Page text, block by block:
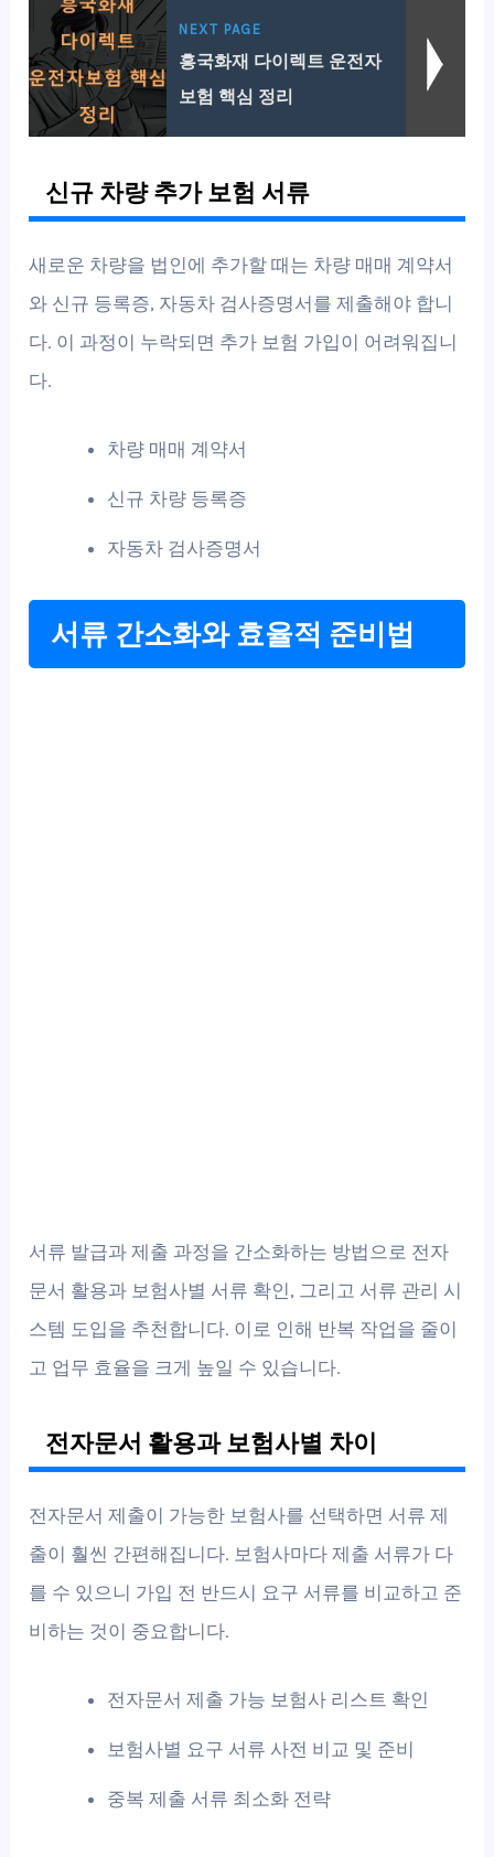
NEXT PAGE
흥국화재 다이렉트 운전자
보험 핵심 정리
신규 차량 추가 보험 서류
새로운 차량을 법인에 추가할 때는 차량 매매 계약서
와 신규 등록증, 자동차 검사증명서를 제출해야 합니
다. 이 과정이 누락되면 추가 보험 가입이 어려워집니
다.
차량 매매 계약서
신규 차량 등록증
자동차 검사증명서
서류 간소화와 효율적 준비법
서류 발급과 제출 과정을 간소화하는 방법으로 전자
문서 활용과 보험사별 서류 확인, 그리고 서류 관리 시
스템 도입을 추천합니다. 이로 인해 반복 작업을 줄이
고 업무 효율을 크게 높일 수 있습니다.
전자문서 활용과 보험사별 차이
전자문서 제출이 가능한 보험사를 선택하면 서류 제
출이 훨씬 간편해집니다. 보험사마다 제출 서류가 다
를 수 있으니 가입 전 반드시 요구 서류를 비교하고 준
비하는 것이 중요합니다.
전자문서 제출 가능 보험사 리스트 확인
보험사별 요구 서류 사전 비교 및 준비
중복 제출 서류 최소화 전략